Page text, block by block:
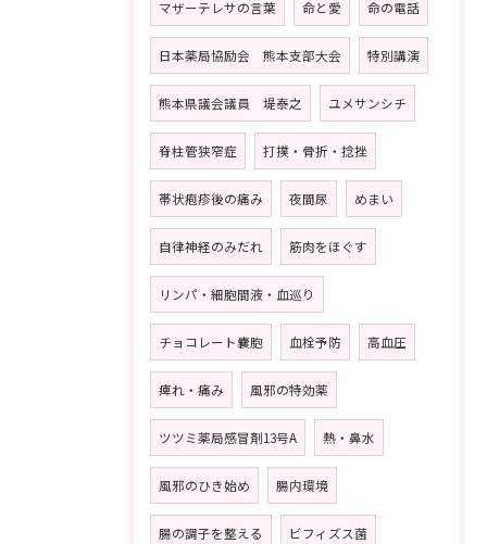
マザーテレサの言葉 命と愛 命の電話
日本薬局協励会 熊本支部大会 特別講演
熊本県議会議員 堤泰之 ユメサンシチ
脊柱管狭窄症 打撲・骨折・捻挫
帯状疱疹後の痛み 夜間尿 めまい
自律神経のみだれ 筋肉をほぐす
リンパ・細胞間液・血巡り
チョコレート嚢胞 血栓予防 高血圧
痺れ・痛み 風邪の特効薬
ツツミ薬局感冒剤13号A 熱・鼻水
風邪のひき始め 腸内環境
腸の調子を整える ビフィズス菌